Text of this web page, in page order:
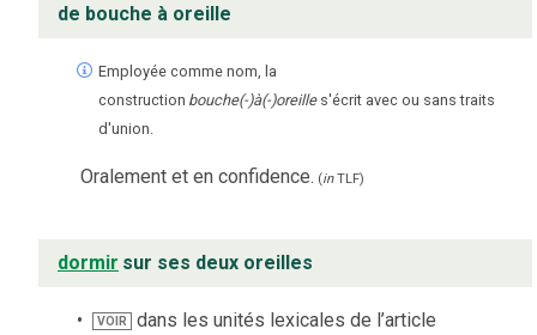
de bouche à oreille
Employée comme nom, la
construction bouche(-)à(-)oreille s'écrit avec ou sans traits
d'union.
Oralement et en confidence. (inTLF)
dormir sur ses deux oreilles
VOIR
dans les unités lexicales de l’article